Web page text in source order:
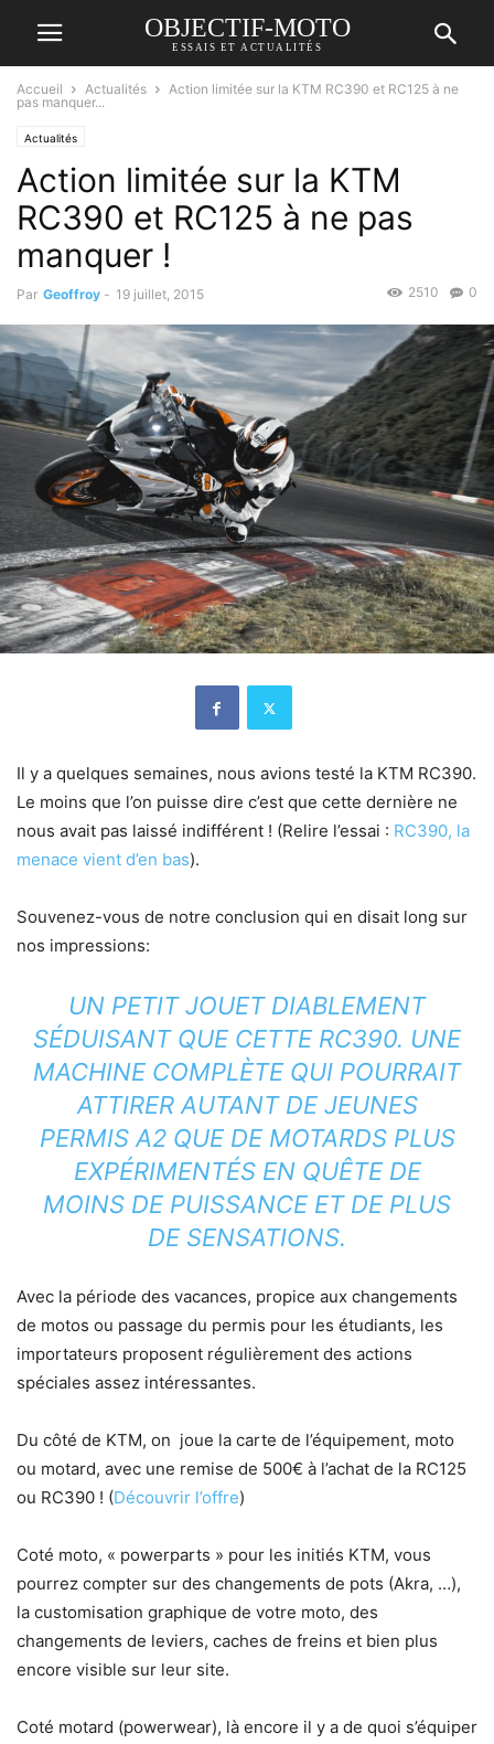
OBJECTIF-MOTO
ESSAIS ET ACTUALITÉS
Accueil Actualités
Action limitée sur la KTM RC390 et RC125 à ne
pas manquer...
Actualités
Action limitée sur la KTM
RC390 et RC125 à ne pas
manquer !
Par Geoffroy - 19 juillet, 2015 0
2510
Il y a quelques semaines, nous avions testé la KTM RC390.
Le moins que l’on puisse dire c’est que cette dernière ne
nous avait pas laissé indifférent ! (Relire l’essai : RC390, la
menace vient d’en bas).
Souvenez-vous de notre conclusion qui en disait long sur
nos impressions:
UN PETIT JOUET DIABLEMENT
SÉDUISANT QUE CETTE RC390. UNE
MACHINE COMPLÈTE QUI POURRAIT
ATTIRER AUTANT DE JEUNES
PERMIS A2 QUE DE MOTARDS PLUS
EXPÉRIMENTÉS EN QUÊTE DE
MOINS DE PUISSANCE ET DE PLUS
DE SENSATIONS.
Avec la période des vacances, propice aux changements
de motos ou passage du permis pour les étudiants, les
importateurs proposent régulièrement des actions
spéciales assez intéressantes.
Du côté de KTM, on joue la carte de l’équipement, moto
ou motard, avec une remise de 500€ à l’achat de la RC125
ou RC390 ! (Découvrir l’offre)
Coté moto, « powerparts » pour les initiés KTM, vous
pourrez compter sur des changements de pots (Akra, …),
la customisation graphique de votre moto, des
changements de leviers, caches de freins et bien plus
encore visible sur leur site.
Coté motard (powerwear), là encore il y a de quoi s’équiper